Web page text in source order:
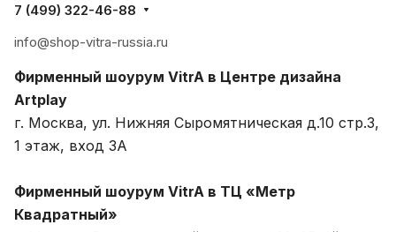
7 (499) 322-46-88
info@shop-vitra-russia.ru
Фирменный шоурум VitrA в Центре дизайна
Artplay
г. Москва, ул. Нижняя Сыромятническая д.10 стр.3,
1 этаж, вход 3A
Фирменный шоурум VitrA в ТЦ «Метр
Квадратный»